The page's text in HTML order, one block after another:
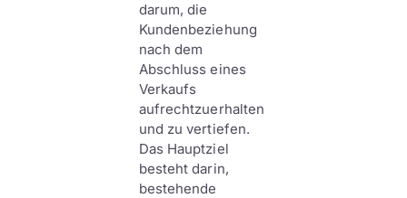
darum, die
Kundenbeziehung
nach dem
Abschluss eines
Verkaufs
aufrechtzuerhalten
und zu vertiefen.
Das Hauptziel
besteht darin,
bestehende